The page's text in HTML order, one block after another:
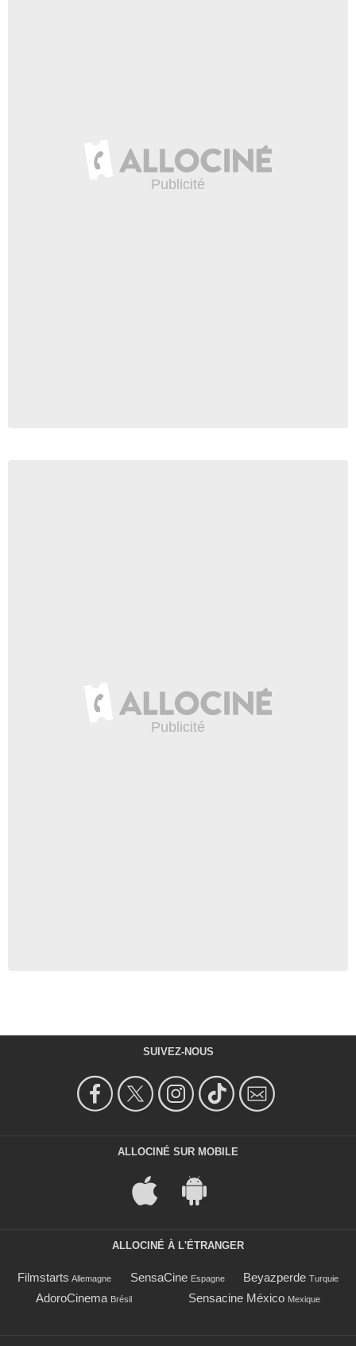
SUIVEZ-NOUS
ALLOCINÉ SUR MOBILE
ALLOCINÉ À L'ÉTRANGER
Filmstarts Allemagne SensaCine Espagne Beyazperde Turquie
AdoroCinema Brésil Sensacine México Mexique